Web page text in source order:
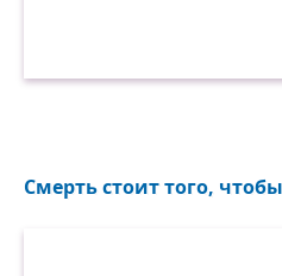
Смерть стоит того,